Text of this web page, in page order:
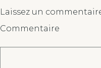
Laissez un
Commentaire